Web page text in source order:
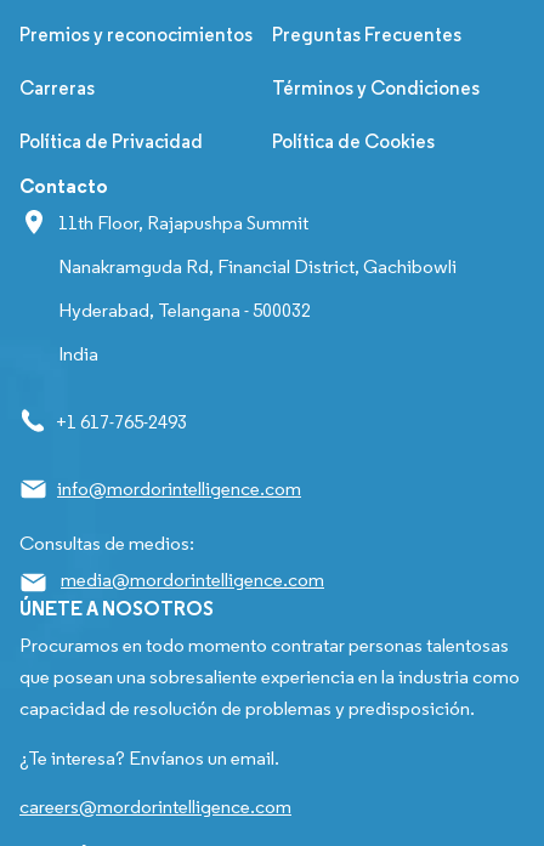
Premios y reconocimientos Preguntas Frecuentes
Carreras Términos y Condiciones
Política de Privacidad Política de Cookies
Contacto
11th Floor, Rajapushpa Summit
Nanakramguda Rd, Financial District, Gachibowli
Hyderabad, Telangana - 500032
India
+1 617-765-2493
info@mordorintelligence.com
Consultas de medios:
media@mordorintelligence.com
ÚNETE A NOSOTROS
Procuramos en todo momento contratar personas talentosas
que posean una sobresaliente experiencia en la industria como
capacidad de resolución de problemas y predisposición.
¿Te interesa? Envíanos un email.
careers@mordorintelligence.com